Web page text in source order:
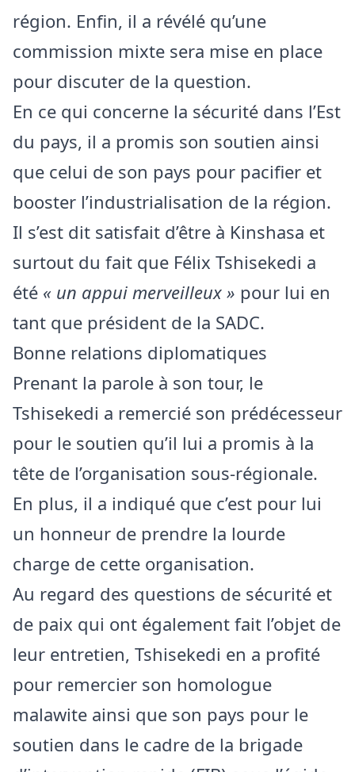
région. Enfin, il a révélé qu’une
commission mixte sera mise en place
pour discuter de la question.
En ce qui concerne la sécurité dans l’Est
du pays, il a promis son soutien ainsi
que celui de son pays pour pacifier et
booster l’industrialisation de la région.
Il s’est dit satisfait d’être à Kinshasa et
surtout du fait que Félix Tshisekedi a
été « un appui merveilleux » pour lui en
tant que président de la SADC.
Bonne relations diplomatiques
Prenant la parole à son tour, le
Tshisekedi a remercié son prédécesseur
pour le soutien qu’il lui a promis à la
tête de l’organisation sous-régionale.
En plus, il a indiqué que c’est pour lui
un honneur de prendre la lourde
charge de cette organisation.
Au regard des questions de sécurité et
de paix qui ont également fait l’objet de
leur entretien, Tshisekedi en a profité
pour remercier son homologue
malawite ainsi que son pays pour le
soutien dans le cadre de la brigade